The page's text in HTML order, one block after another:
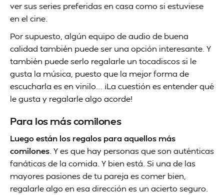
ver sus series preferidas en casa como si estuviese
en el cine.
Por supuesto, algún equipo de audio de buena
calidad también puede ser una opción interesante. Y
también puede serlo regalarle un tocadiscos si le
gusta la música, puesto que la mejor forma de
escucharla es en vinilo… ¡La cuestión es entender qué
le gusta y regalarle algo acorde!
Para los más comilones
Luego están los regalos para aquellos más
comilones . Y es que hay personas que son auténticas
fanáticas de la comida. Y bien está. Si una de las
mayores pasiones de tu pareja es comer bien,
regalarle algo en esa dirección es un acierto seguro.